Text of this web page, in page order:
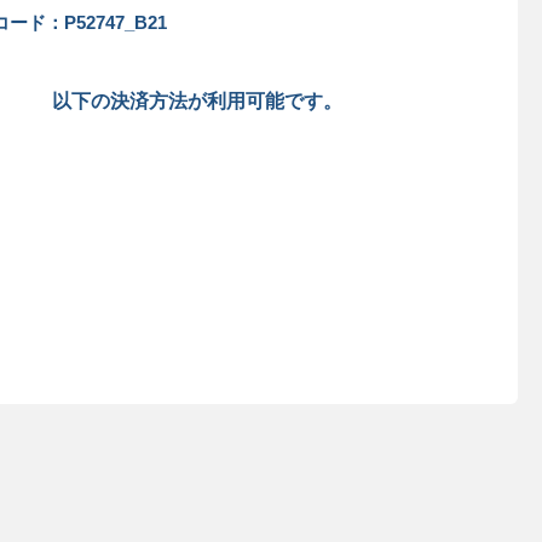
ード：P52747_B21
以下の決済方法が利用可能です。